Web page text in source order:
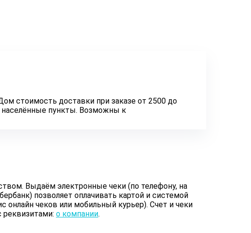
стоимость доставки при заказе от 2500 до
населённые пункты. Возможны к
Выдаём электронные чеки (по телефону, на
позволяет оплачивать картой и системой
чеков или мобильный курьер). Счет и чеки
о компании.